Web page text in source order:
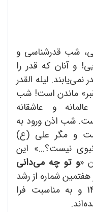
شب قدرشناسی و
و آنان که قدر را
لیله القدر
ماندن است! شب
و عاشقانه
شب اذن ورود به
و مگر علی (ع)
نبوی نیست؟...» این
«و تو چه می‌دانی
شماره از رشد
مدیریت مدرسه در فروردین 1402 و به مناسبت فرا